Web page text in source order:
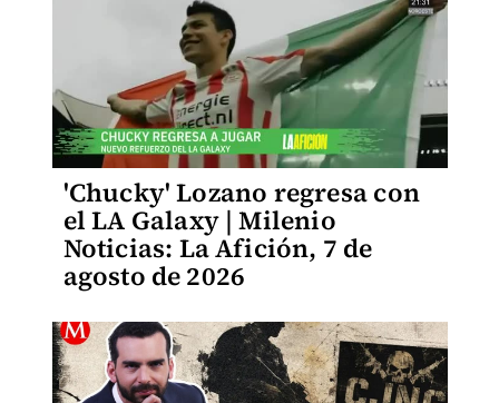
'Chucky' Lozano regresa con
el LA Galaxy | Milenio
Noticias: La Afición, 7 de
agosto de 2026